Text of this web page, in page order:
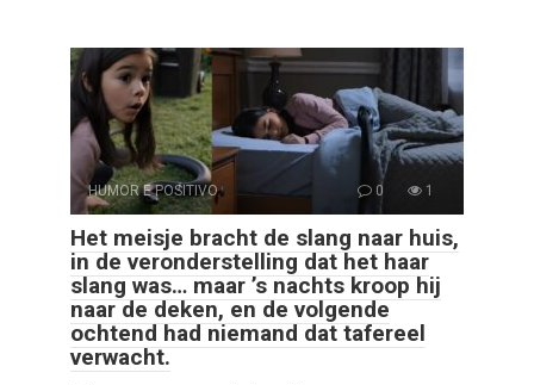
HUMOR E POSITIVO 0 1
Het meisje bracht de slang naar huis,
in de veronderstelling dat het haar
slang was… maar ’s nachts kroop hij
naar de deken, en de volgende
ochtend had niemand dat tafereel
verwacht.